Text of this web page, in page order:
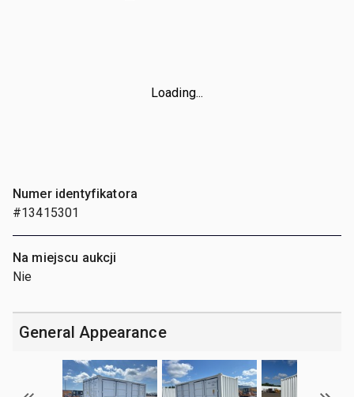
Loading...
Numer identyfikatora
#13415301
Na miejscu aukcji
Nie
General Appearance